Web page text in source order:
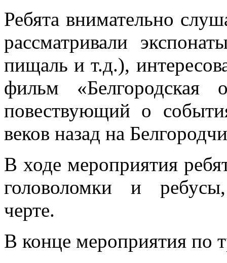
Ребята внимательно
рассматривали
пищаль и т.д.),
фильм «Белгородская
повествующий о
веков назад на
В ходе мероприятия
головоломки и
черте.
В конце мероприятия по